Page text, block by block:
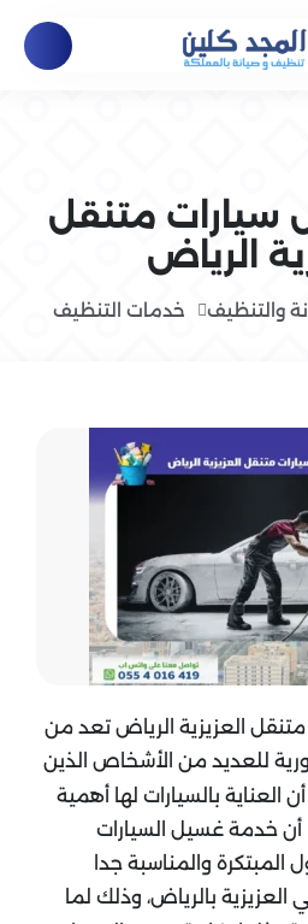
متنقل
الرياض
والتنظيف خدمات التنظيف
العزيزية الرياض تعد من
للعديد من الأشخاص الذين
العناية بالسيارات لها أهمية
أن خدمة غسيل السيارات
المبتكرة والمناسبة جدا
بالرياض، وذلك لما